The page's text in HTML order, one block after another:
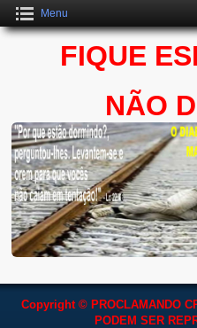
Menu
FIQUE
NÃO
Copyright © PROCLAMANDO
PODEM SER